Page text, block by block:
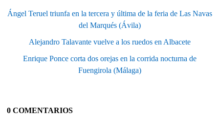
Ángel Teruel triunfa en la tercera y última de la feria de Las Navas
del Marqués (Ávila)
Alejandro Talavante vuelve a los ruedos en Albacete
Enrique Ponce corta dos orejas en la corrida nocturna de
Fuengirola (Málaga)
0 COMENTARIOS